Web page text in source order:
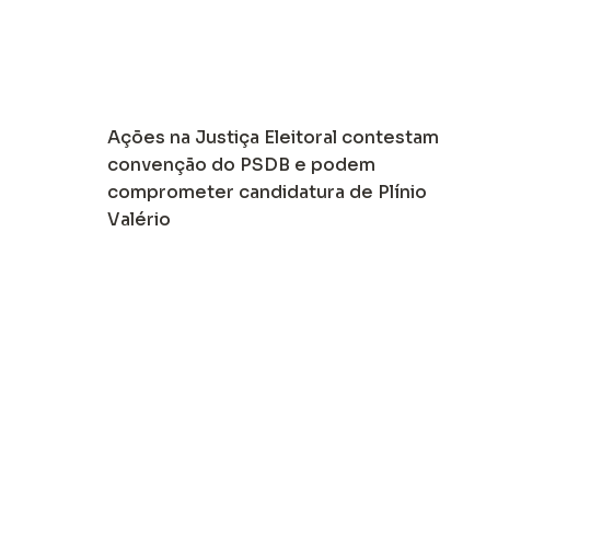
Ações na Justiça Eleitoral contestam
convenção do PSDB e podem
comprometer candidatura de Plínio
Valério